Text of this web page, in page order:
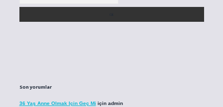
Son yorumlar
36 Yaş Anne Olmak Için Geç Mi için admin